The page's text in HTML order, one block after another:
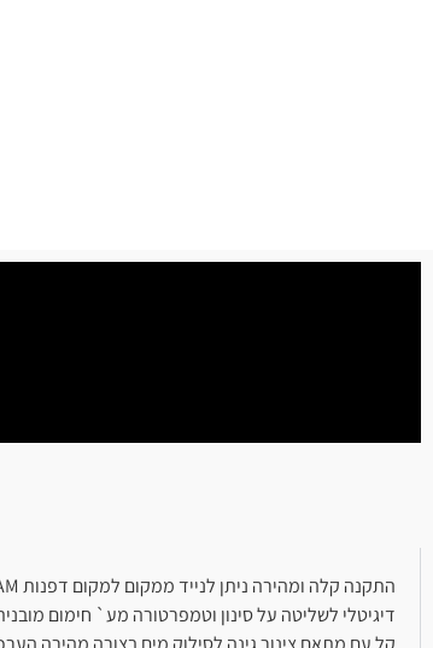
דיגיטלי לשליטה על סינון וטמפרטורה מע` חימום